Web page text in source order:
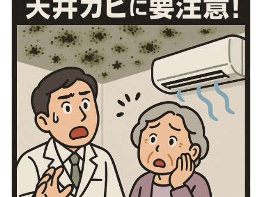
ジダウン
早期発見・早期対策の重要性
実際に寄せられた相談事例（ダイジェスト）
まとめ ─ カビトラブルを未然に防ぐために
お問い合わせ・無料調査のご案内